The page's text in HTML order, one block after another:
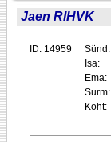
Jaen RIHVK
ID: 14959 Sünd:
Isa:
Ema:
Surm:
Koht: